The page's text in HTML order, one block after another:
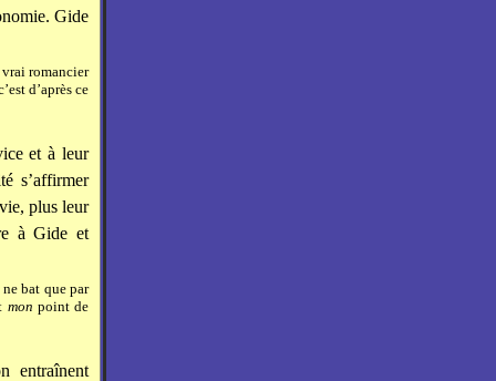
Gide
romancier
d’après ce
et à leur
s’affirmer
plus leur
à Gide et
bat que par
mon point de
entraînent